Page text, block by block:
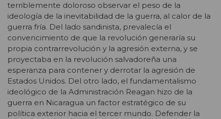
terriblemente doloroso observar el peso de la
ideología de la inevitabilidad de la guerra, al calor de la
guerra fría. Del lado sandinista, prevalecía el
convencimiento de que la revolución generaría su
propia contrarrevolución y la agresión externa, y se
proyectaba en la revolución salvadoreña una
esperanza para contener y derrotar la agresión de
Estados Unidos. Del otro lado, el fundamentalismo
ideológico de la Administración Reagan hizo de la
guerra en Nicaragua un factor estratégico de su
política exterior hacia el tercer mundo. Defender la